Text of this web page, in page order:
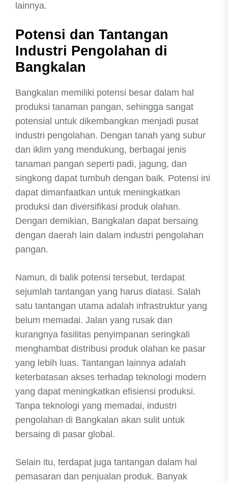
lainnya.
Potensi dan Tantangan
Industri Pengolahan di
Bangkalan
Bangkalan memiliki potensi besar dalam hal
produksi tanaman pangan, sehingga sangat
potensial untuk dikembangkan menjadi pusat
industri pengolahan. Dengan tanah yang subur
dan iklim yang mendukung, berbagai jenis
tanaman pangan seperti padi, jagung, dan
singkong dapat tumbuh dengan baik. Potensi ini
dapat dimanfaatkan untuk meningkatkan
produksi dan diversifikasi produk olahan.
Dengan demikian, Bangkalan dapat bersaing
dengan daerah lain dalam industri pengolahan
pangan.
Namun, di balik potensi tersebut, terdapat
sejumlah tantangan yang harus diatasi. Salah
satu tantangan utama adalah infrastruktur yang
belum memadai. Jalan yang rusak dan
kurangnya fasilitas penyimpanan seringkali
menghambat distribusi produk olahan ke pasar
yang lebih luas. Tantangan lainnya adalah
keterbatasan akses terhadap teknologi modern
yang dapat meningkatkan efisiensi produksi.
Tanpa teknologi yang memadai, industri
pengolahan di Bangkalan akan sulit untuk
bersaing di pasar global.
Selain itu, terdapat juga tantangan dalam hal
pemasaran dan penjualan produk. Banyak